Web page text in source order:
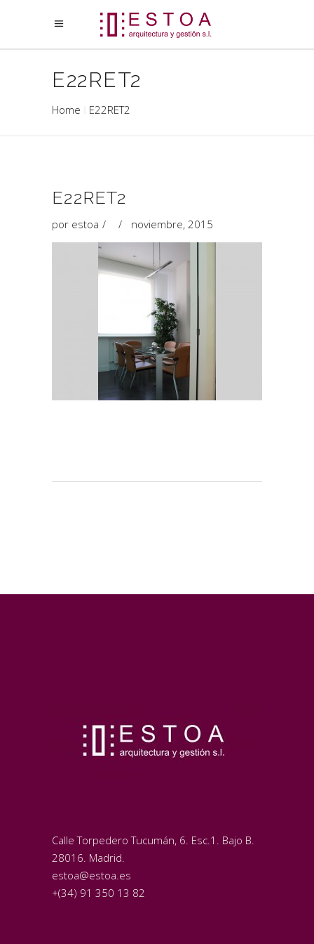
E22RET2
Home E22RET2
E22RET2
por estoa noviembre, 2015
Calle Torpedero Tucumán, 6. Esc.1. Bajo B.
28016. Madrid.
estoa@estoa.es
+(34) 91 350 13 82